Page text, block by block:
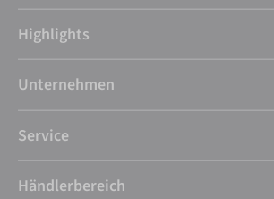
Highlights
Unternehmen
Service
Händlerbereich